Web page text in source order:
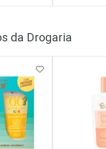
Por
da Drogaria
ADICIONAR AOS